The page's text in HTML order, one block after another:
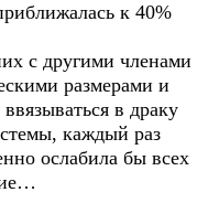
к 40%
с другими членами
размерами и
в драку
каждый раз
ослабила бы всех